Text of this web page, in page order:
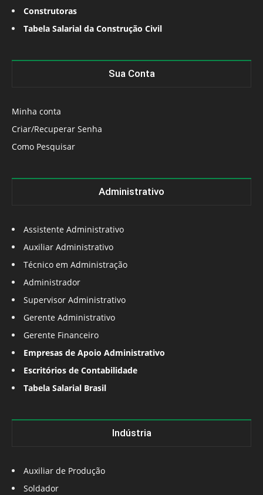
Construtoras
Tabela Salarial da Construção Civil
Sua Conta
Minha conta
Criar/Recuperar Senha
Como Pesquisar
Administrativo
Assistente Administrativo
Auxiliar Administrativo
Técnico em Administração
Administrador
Supervisor Administrativo
Gerente Administrativo
Gerente Financeiro
Empresas de Apoio Administrativo
Escritórios de Contabilidade
Tabela Salarial Brasil
Indústria
Auxiliar de Produção
Soldador